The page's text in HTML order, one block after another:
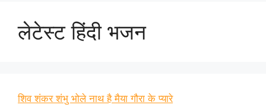
लेटेस्ट हिंदी भजन
शिव शंकर शंभु भोले नाथ है मैया गौरा के प्यारे